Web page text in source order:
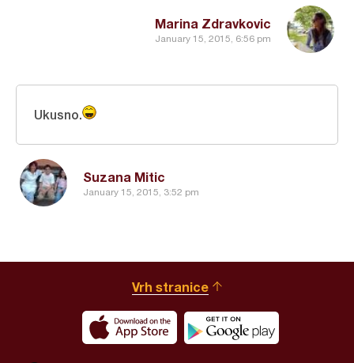
Marina Zdravkovic
January 15, 2015, 6:56 pm
Suzana Mitic
January 15, 2015, 3:52 pm
Ukusno.
Vrh stranice